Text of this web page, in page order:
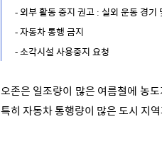
- 외부 활동 중지 권고 : 실외 운동 경기
- 자동차 통행 금지
- 소각시설 사용중지 요청
오존은 일조량이 많은 여름철에 농
특히 자동차 통행량이 많은 도시 지